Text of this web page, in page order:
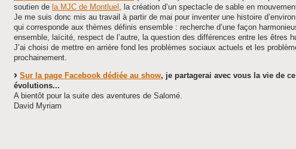
soutien de la MJC de Montluel , la création d’un spectacle de sable en
Je me suis donc mis au travail à partir de mai pour inventer une histoire
qui corresponde aux thèmes définis ensemble : recherche d’une façon
ensemble, laïcité, respect de l’autre, la question des différences entre les êtres
J’ai choisi de mettre en arrière fond les problèmes sociaux actuels et les
prochainement.
Sur la page Facebook dédiée au show, je partagerai avec vous la vie de
évolutions...
A bientôt pour la suite des aventures de Salomé.
David Myriam